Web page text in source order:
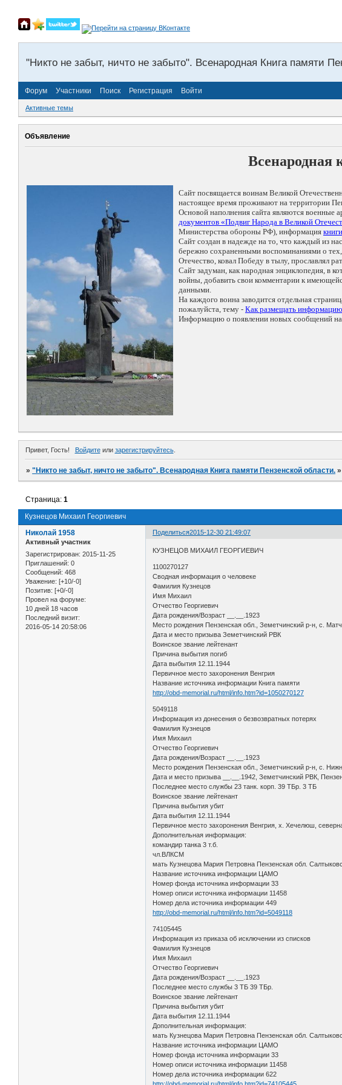
"Никто не забыт, ничто не забыто". Всенародная Книга памяти
Форум Участники Поиск Регистрация Войти
Активные темы
Объявление
Всенародная
Сайт посвящается воинам Великой
настоящее время проживают на территории
Основой наполнения сайта являются военные
документов «Подвиг Народа в Великой
Министерства обороны РФ), информация
Сайт создан в надежде на то, что каждый из
бережно сохраненными воспоминаниями о
Отечество, ковал Победу в тылу, прославлял
Сайт задуман, как народная энциклопедия, в
войны, добавить свои комментарии к
данными.
На каждого воина заводится отдельная
пожалуйста, тему - Как размещать информацию
Информацию о появлении новых сообщений на
Привет, Гость! Войдитеили зарегистрируйтесь.
»"Никто не забыт, ничто не забыто". Всенародная Книга памяти Пензенской области.
Кузнецов Михаил Георгиевич
Страница:1
Поделиться2015-12-30 21:49:07
Николай 1958
Активный участник
Зарегистрирован: 2015-11-25
Приглашений: 0
Сообщений: 468
Уважение: [+10/-0]
Позитив: [+0/-0]
Провел на форуме:
10 дней 18 часов
Последний визит:
2016-05-14 20:58:06
КУЗНЕЦОВ МИХАИЛ ГЕОРГИЕВИЧ
1100270127
Сводная информация о человеке
Фамилия Кузнецов
Имя Михаил
Отчество Георгиевич
Дата рождения/Возраст __.__.1923
Место рождения Пензенская обл., Земетчинский р-н, с.
Дата и место призыва Земетчинский РВК
Воинское звание лейтенант
Причина выбытия погиб
Дата выбытия 12.11.1944
Первичное место захоронения Венгрия
Название источника информации Книга памяти
http://obd-memorial.ru/html/info.htm?id=1050270127
5049118
Информация из донесения о безвозвратных потерях
Фамилия Кузнецов
Имя Михаил
Отчество Георгиевич
Дата рождения/Возраст __.__.1923
Место рождения Пензенская обл., Земетчинский р-н, с.
Дата и место призыва __.__.1942, Земетчинский РВК,
Последнее место службы 23 танк. корп. 39 ТБр. 3 ТБ
Воинское звание лейтенант
Причина выбытия убит
Дата выбытия 12.11.1944
Первичное место захоронения Венгрия, х. Хечелюш,
Дополнительная информация:
командир танка 3 т.б.
чл.ВЛКСМ
мать Кузнецова Мария Петровна Пензенская обл.
Название источника информации ЦАМО
Номер фонда источника информации 33
Номер описи источника информации 11458
Номер дела источника информации 449
http://obd-memorial.ru/html/info.htm?id=5049118
74105445
Информация из приказа об исключении из списков
Фамилия Кузнецов
Имя Михаил
Отчество Георгиевич
Дата рождения/Возраст __.__.1923
Последнее место службы 3 ТБ 39 ТБр.
Воинское звание лейтенант
Причина выбытия убит
Дата выбытия 12.11.1944
Дополнительная информация:
мать Кузнецова Мария Петровна Пензенская обл.
Название источника информации ЦАМО
Номер фонда источника информации 33
Номер описи источника информации 11458
Номер дела источника информации 622